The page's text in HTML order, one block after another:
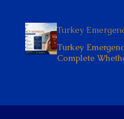
Turkey
Turkey
Complete